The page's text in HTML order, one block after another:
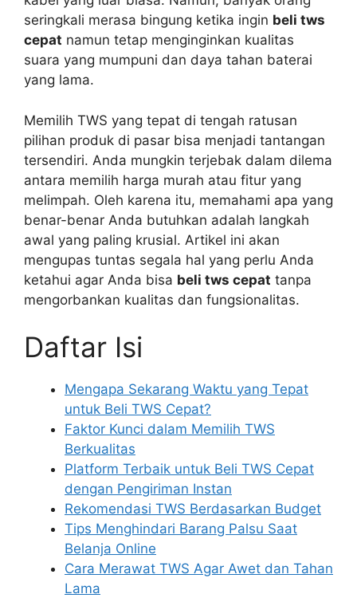
seringkali merasa bingung ketika ingin beli tws
cepat namun tetap menginginkan kualitas
suara yang mumpuni dan daya tahan baterai
yang lama.
Memilih TWS yang tepat di tengah ratusan
pilihan produk di pasar bisa menjadi tantangan
tersendiri. Anda mungkin terjebak dalam dilema
antara memilih harga murah atau fitur yang
melimpah. Oleh karena itu, memahami apa yang
benar-benar Anda butuhkan adalah langkah
awal yang paling krusial. Artikel ini akan
mengupas tuntas segala hal yang perlu Anda
ketahui agar Anda bisa beli tws cepat tanpa
mengorbankan kualitas dan fungsionalitas.
Daftar Isi
Mengapa Sekarang Waktu yang Tepat
untuk Beli TWS Cepat?
Faktor Kunci dalam Memilih TWS
Berkualitas
Platform Terbaik untuk Beli TWS Cepat
dengan Pengiriman Instan
Rekomendasi TWS Berdasarkan Budget
Tips Menghindari Barang Palsu Saat
Belanja Online
Cara Merawat TWS Agar Awet dan Tahan
Lama